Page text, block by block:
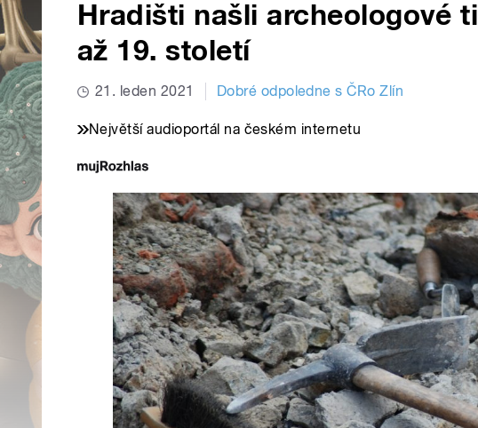
Hradišti našli archeologové
až 19. století
21. leden 2021 Dobré odpoledne s ČRo Zlín
Největší audioportál na českém internetu